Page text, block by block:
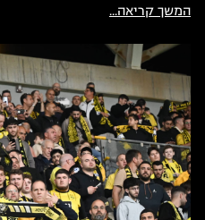
המשך קריאה...